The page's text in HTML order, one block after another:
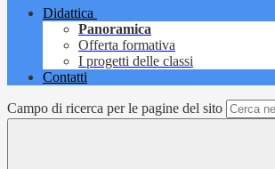
Didattica
Panoramica
Offerta formativa
I progetti delle classi
Contatti
Campo di ricerca per le pagine del sito